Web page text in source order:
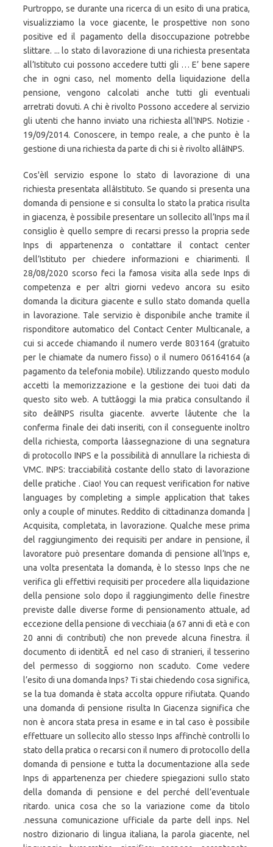
Purtroppo, se durante una ricerca di un esito di una pratica,
visualizziamo la voce giacente, le prospettive non sono
positive ed il pagamento della disoccupazione potrebbe
slittare. ... lo stato di lavorazione di una richiesta presentata
all’Istituto cui possono accedere tutti gli … E’ bene sapere
che in ogni caso, nel momento della liquidazione della
pensione, vengono calcolati anche tutti gli eventuali
arretrati dovuti. A chi è rivolto Possono accedere al servizio
gli utenti che hanno inviato una richiesta all'INPS. Notizie -
19/09/2014. Conoscere, in tempo reale, a che punto è la
gestione di una richiesta da parte di chi si è rivolto allâINPS.
Cos'èIl servizio espone lo stato di lavorazione di una
richiesta presentata allâIstituto. Se quando si presenta una
domanda di pensione e si consulta lo stato la pratica risulta
in giacenza, è possibile presentare un sollecito all’Inps ma il
consiglio è quello sempre di recarsi presso la propria sede
Inps di appartenenza o contattare il contact center
dell’Istituto per chiedere informazioni e chiarimenti. Il
28/08/2020 scorso feci la famosa visita alla sede Inps di
competenza e per altri giorni vedevo ancora su esito
domanda la dicitura giacente e sullo stato domanda quella
in lavorazione. Tale servizio è disponibile anche tramite il
risponditore automatico del Contact Center Multicanale, a
cui si accede chiamando il numero verde 803164 (gratuito
per le chiamate da numero fisso) o il numero 06164164 (a
pagamento da telefonia mobile). Utilizzando questo modulo
accetti la memorizzazione e la gestione dei tuoi dati da
questo sito web. A tuttâoggi la mia pratica consultando il
sito deâINPS risulta giacente. avverte lâutente che la
conferma finale dei dati inseriti, con il conseguente inoltro
della richiesta, comporta lâassegnazione di una segnatura
di protocollo INPS e la possibilità di annullare la richiesta di
VMC. INPS: tracciabilità costante dello stato di lavorazione
delle pratiche . Ciao! You can request verification for native
languages by completing a simple application that takes
only a couple of minutes. Reddito di cittadinanza domanda |
Acquisita, completata, in lavorazione. Qualche mese prima
del raggiungimento dei requisiti per andare in pensione, il
lavoratore può presentare domanda di pensione all’Inps e,
una volta presentata la domanda, è lo stesso Inps che ne
verifica gli effettivi requisiti per procedere alla liquidazione
della pensione solo dopo il raggiungimento delle finestre
previste dalle diverse forme di pensionamento attuale, ad
eccezione della pensione di vecchiaia (a 67 anni di età e con
20 anni di contributi) che non prevede alcuna finestra. il
documento di identitÃ ed nel caso di stranieri, il tesserino
del permesso di soggiorno non scaduto. Come vedere
l’esito di una domanda Inps? Ti stai chiedendo cosa significa,
se la tua domanda è stata accolta oppure rifiutata. Quando
una domanda di pensione risulta In Giacenza significa che
non è ancora stata presa in esame e in tal caso è possibile
effettuare un sollecito allo stesso Inps affinchè controlli lo
stato della pratica o recarsi con il numero di protocollo della
domanda di pensione e tutta la documentazione alla sede
Inps di appartenenza per chiedere spiegazioni sullo stato
della domanda di pensione e del perché dell’eventuale
ritardo. unica cosa che so la variazione come da titolo
.nessuna comunicazione ufficiale da parte dell inps. Nel
nostro dizionario di lingua italiana, la parola giacente, nel